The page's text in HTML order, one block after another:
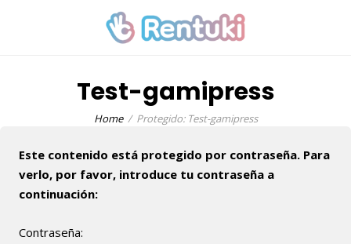
Test-gamipress
Home Protegido: Test-gamipress
Este contenido está protegido por contraseña. Para
verlo, por favor, introduce tu contraseña a
continuación:
Contraseña: